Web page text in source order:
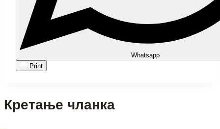
Whatsapp
Print
Кретање чланка